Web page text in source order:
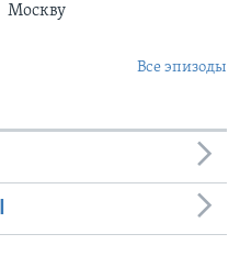
Москву
Все эпизоды